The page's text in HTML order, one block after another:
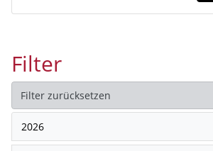
Filter
Filter zurücksetzen
2026